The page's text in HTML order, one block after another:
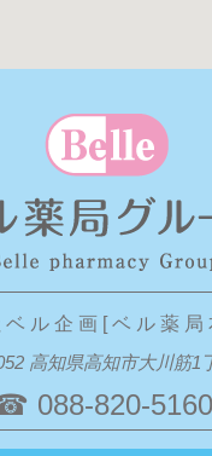
ル 企 画 [ ベ ル 薬 局
高知県高知市大川筋1
088-820-5160